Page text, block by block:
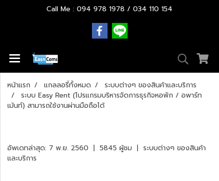
Call Me : 094 978 1978 / 034 110 154
หน้าแรก แกลลอรี่ทั้งหมด
ระบบต่างๆ ของสินค้าและบริการ
ระบบ Easy Rent (โปรแกรมบริหารจัดการธุรกิจหอพัก / อพาร์ท
เม้นท์) สามารถใช้งานผ่านมือถือได้
อัพเดทล่าสุด: 7 พ.ย. 2560 | 5845 ผู้ชม | ระบบต่างๆ ของสินค้า
และบริการ